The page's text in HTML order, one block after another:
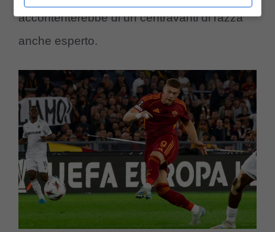
accontenterebbe di un centravanti di razza
anche esperto.